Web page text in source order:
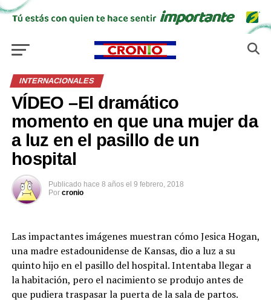
INTERNACIONALES
VÍDEO –El dramático
momento en que una mujer da
a luz en el pasillo de un
hospital
Publicado hace 8 años el 9 febrero, 2018
Por cronio
Las impactantes imágenes muestran cómo Jesica Hogan,
una madre estadounidense de Kansas, dio a luz a su
quinto hijo en el pasillo del hospital. Intentaba llegar a
la habitación, pero el nacimiento se produjo antes de
que pudiera traspasar la puerta de la sala de partos.